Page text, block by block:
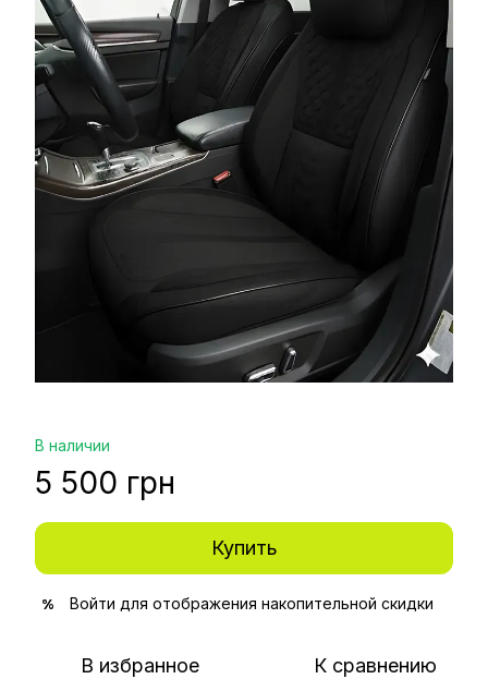
В наличии
5 500 грн
Купить
% Войти для отображения накопительной скидки
В избранное К сравнению